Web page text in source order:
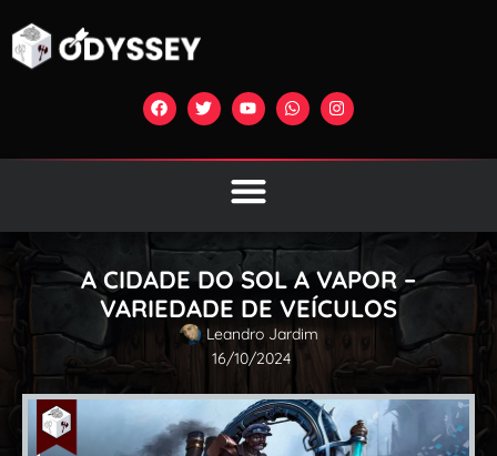
A CIDADE DO SOL A VAPOR –
VARIEDADE DE VEÍCULOS
Leandro Jardim
16/10/2024